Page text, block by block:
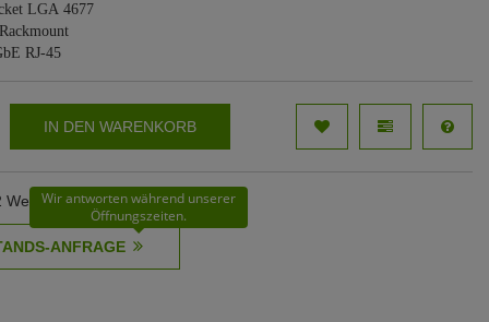
LGA 4677
RJ-45
IN DEN WARENKORB
WerktageWir antworten während unserer
Öffnungszeiten.